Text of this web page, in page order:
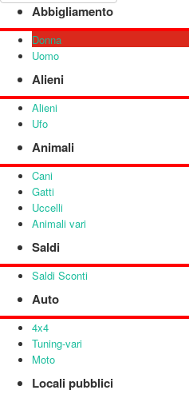
Abbigliamento
Donna
Uomo
Alieni
Alieni
Ufo
Animali
Cani
Gatti
Uccelli
Animali vari
Saldi
Saldi Sconti
Auto
4x4
Tuning-vari
Moto
Locali pubblici